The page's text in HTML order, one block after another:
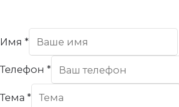
Имя *
Телефон *
Тема *